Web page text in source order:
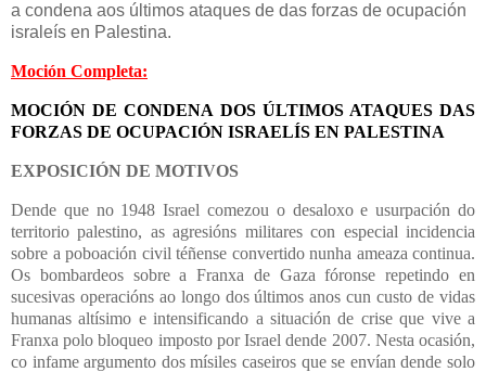
a condena aos últimos ataques de das forzas de ocupación
israleís en Palestina.
Moción Completa:
MOCIÓN DE CONDENA DOS ÚLTIMOS ATAQUES DAS
FORZAS DE OCUPACIÓN ISRAELÍS EN PALESTINA
EXPOSICIÓN DE MOTIVOS
Dende que no 1948 Israel comezou o desaloxo e usurpación do
territorio palestino, as agresións militares con especial incidencia
sobre a poboación civil téñense convertido nunha ameaza continua.
Os bombardeos sobre a Franxa de Gaza fóronse repetindo en
sucesivas operacións ao longo dos últimos anos cun custo de vidas
humanas altísimo e intensificando a situación de crise que vive a
Franxa polo bloqueo imposto por Israel dende 2007. Nesta ocasión,
co infame argumento dos mísiles caseiros que se envían dende solo